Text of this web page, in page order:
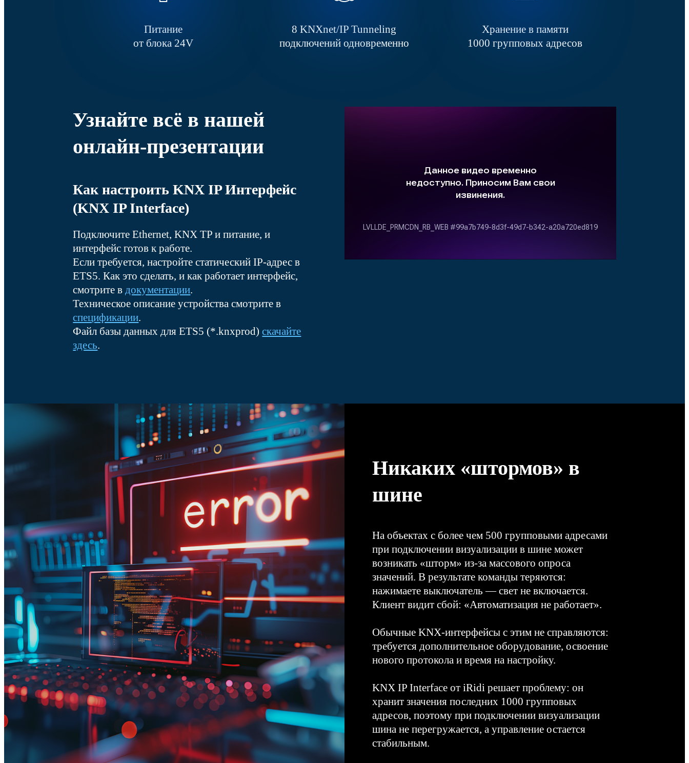
Питание
от блока 24V
8 KNXnet/IP Tunneling
подключений одновременно
Хранение в памяти
1000 групповых адресов
Узнайте всё в нашей
онлайн‑презентации
Как настроить KNX IP Интерфейс
(KNX IP Interface)
Подключите Ethernet, KNX TP и питание, и
интерфейс готов к работе.
Если требуется, настройте статический IP-адрес в
ETS5. Как это сделать, и как работает интерфейс,
смотрите вдокументации.
Техническое описание устройства смотрите в
спецификации.
Файл базы данных для ETS5 (*.knxprod)скачайте
здесь.
Никаких «штормов» в
шине
На объектах с более чем 500 групповыми адресами
при подключении визуализации в шине может
возникать «шторм» из-за массового опроса
значений. В результате команды теряются:
нажимаете выключатель — свет не включается.
Клиент видит сбой: «Автоматизация не работает».
Обычные KNX-интерфейсы с этим не справляются:
требуется дополнительное оборудование, освоение
нового протокола и время на настройку.
KNX IP Interface от iRidi решает проблему: он
хранит значения последних 1000 групповых
адресов, поэтому при подключении визуализации
шина не перегружается, а управление остается
стабильным.